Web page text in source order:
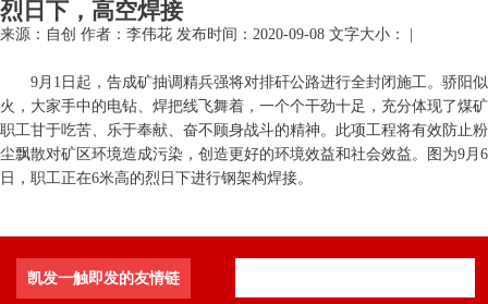
烈日下，高空焊接
来源：自创 作者：李伟花 发布时间：2020-09-08 文字大小： |
9月1日起，告成矿抽调精兵强将对排矸公路进行全封闭施工。骄阳似
火，大家手中的电钻、焊把线飞舞着，一个个干劲十足，充分体现了煤矿
职工甘于吃苦、乐于奉献、奋不顾身战斗的精神。此项工程将有效防止粉
尘飘散对矿区环境造成污染，创造更好的环境效益和社会效益。图为9月6
日，职工正在6米高的烈日下进行钢架构焊接。
凯发一触即发的友情链